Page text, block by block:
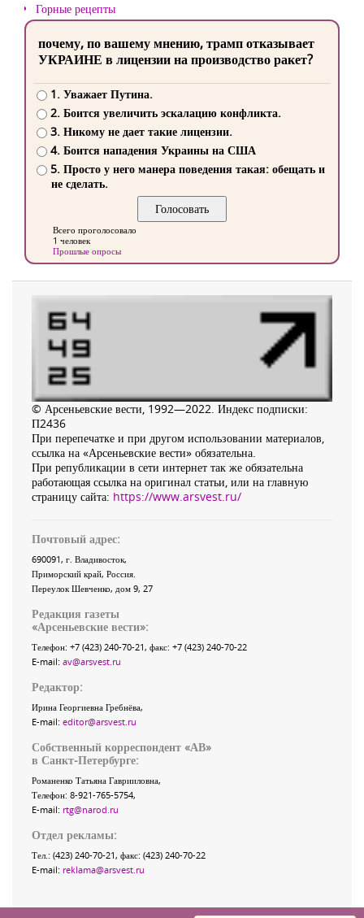
Горные рецепты
почему, по вашему мнению, трамп отказывает
УКРАИНЕ в лицензии на производство ракет?
1. Уважает Путина.
2. Боится увеличить эскалацию конфликта.
3. Никому не дает такие лицензии.
4. Боится нападения Украины на США
5. Просто у него манера поведения такая: обещать и
не сделать.
Всего проголосовало
1 человек
Прошлые опросы
© Арсеньевские вести, 1992—2022. Индекс подписки:
П2436
При перепечатке и при другом использовании материалов,
ссылка на «Арсеньевские вести» обязательна.
При републикации в сети интернет так же обязательна
работающая ссылка на оригинал статьи, или на главную
страницу сайта: https://www.arsvest.ru/
Почтовый адрес:
690091, г. Владивосток,
Приморский край, Россия
Переулок Шевченко, дом 9, 27
Редакция газеты
«Арсеньевские вести»:
Телефон: +7 (423) 240-70-21, факс: +7 (423) 240-70-22
E-mail: av@arsvest.ru
Редактор:
Ирина Георгиевна Гребнёва,
E-mail: editor@arsvest.ru
Собственный корреспондент «АВ»
в Санкт-Петербурге:
Романенко Татьяна Гаврииловна,
Телефон: 8-921-765-5754,
E-mail: rtg@narod.ru
Отдел рекламы:
Тел.: (423) 240-70-21, факс: (423) 240-70-22
E-mail: reklama@arsvest.ru